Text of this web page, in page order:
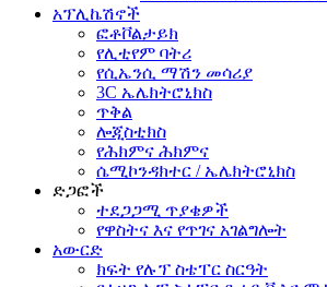
አፕሊኬሽኖች
ፎቶቮልታይክ
የሊቲየም ባትሪ
የሲኤንሲ ማሽን መሳሪያ
3C ኤሌክትሮኒክስ
ጥቅል
ሎጂስቲክስ
የሕክምና ሕክምና
ሴሚኮንዳክተር / ኤሌክትሮኒክስ
ድጋፎች
ተደጋጋሚ ጥያቄዎች
የዋስትና እና የጥገና አገልግሎት
አውርድ
ክፍት የሉፕ ስቴፐር ስርዓት